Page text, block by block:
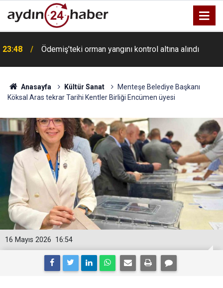
23:48 Ödemiş’teki orman yangını kontrol altına alındı
Anasayfa Kültür Sanat
Menteşe Belediye Başkanı
Köksal Aras tekrar Tarihi Kentler Birliği Encümen üyesi
16:54
16 Mayıs 2026